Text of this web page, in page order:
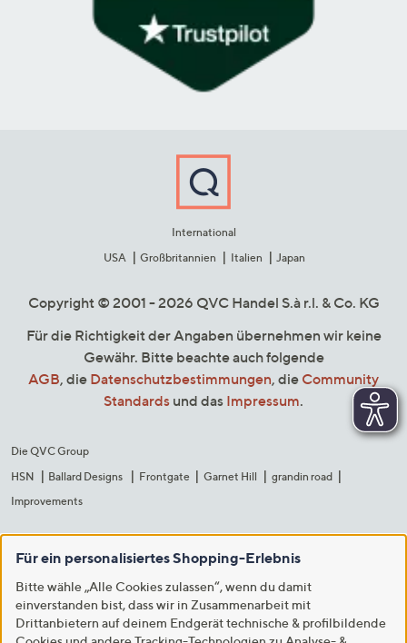
International
USA
Großbritannien Italien Japan
Copyright © 2001 - 2026 QVC Handel S.à r.l. & Co. KG
Für die Richtigkeit der Angaben übernehmen wir keine
Gewähr. Bitte beachte auch folgende
AGB, die Datenschutzbestimmungen, die Community
Standards und das Impressum.
Die QVC Group
HSN
Ballard Designs Frontgate Garnet Hill
grandin road
Improvements
Für ein personalisiertes Shopping-Erlebnis
Bitte wähle „Alle Cookies zulassen“, wenn du damit
einverstanden bist, dass wir in Zusammenarbeit mit
Drittanbietern auf deinem Endgerät technische & profilbildende